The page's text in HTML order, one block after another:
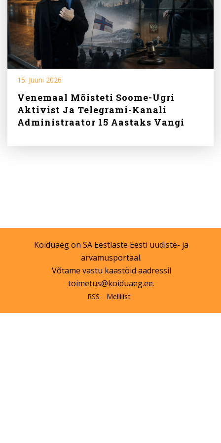
15. Juuni 2026
Venemaal Mõisteti Soome-Ugri
Aktivist Ja Telegrami-Kanali
Administraator 15 Aastaks Vangi
Koiduaeg on SA Eestlaste Eesti uudiste- ja
arvamusportaal.
Võtame vastu kaastöid aadressil
toimetus@koiduaeg.ee.
RSS Meililist